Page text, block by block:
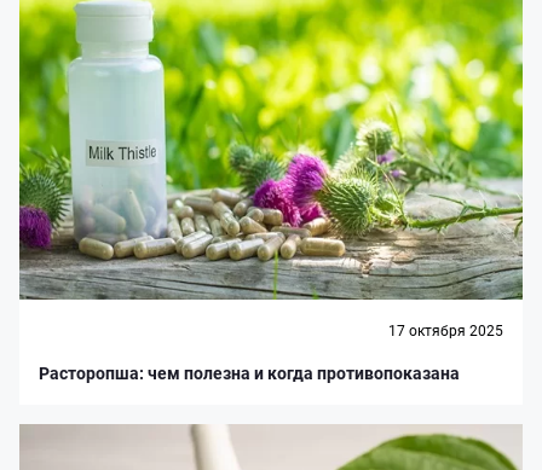
17 октября 2025
Расторопша: чем полезна и когда противопоказана